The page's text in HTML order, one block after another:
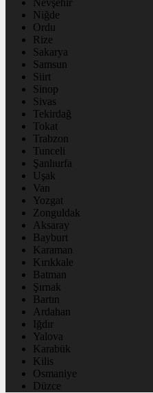
Nevşehir
Niğde
Ordu
Rize
Sakarya
Samsun
Siirt
Sinop
Sivas
Tekirdağ
Tokat
Trabzon
Tunceli
Şanlıurfa
Uşak
Van
Yozgat
Zonguldak
Aksaray
Bayburt
Karaman
Kırıkkale
Batman
Şırnak
Bartın
Ardahan
Iğdır
Yalova
Karabük
Kilis
Osmaniye
Düzce